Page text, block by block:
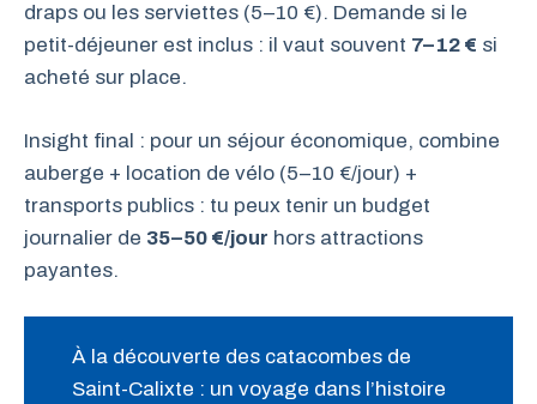
draps ou les serviettes (5–10 €). Demande si le
petit-déjeuner est inclus : il vaut souvent 7–12 € si
acheté sur place.
Insight final : pour un séjour économique, combine
auberge + location de vélo (5–10 €/jour) +
transports publics : tu peux tenir un budget
journalier de 35–50 €/jour hors attractions
payantes.
À la découverte des catacombes de
Saint-Calixte : un voyage dans l’histoire